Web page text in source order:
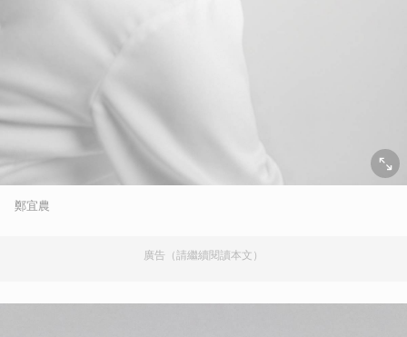
鄭宜農
廣告（請繼續閱讀本文）